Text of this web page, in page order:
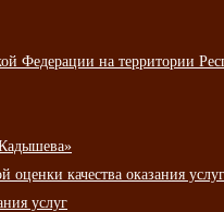
Федерации на территории
качества оказания
услуг